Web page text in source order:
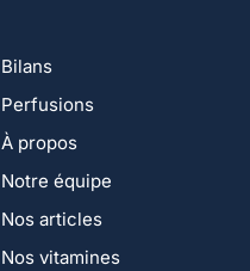
Bilans
Perfusions
À propos
Notre équipe
Nos articles
Nos vitamines